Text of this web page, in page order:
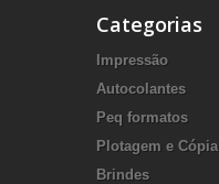
Categorias
Impressão
Autocolantes
Peq formatos
Plotagem e Cópia
Brindes